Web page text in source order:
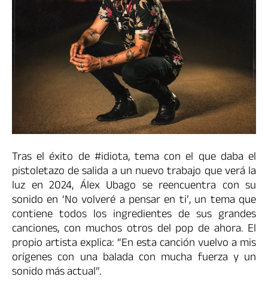
Tras el éxito de #idiota, tema con el que daba el
pistoletazo de salida a un nuevo trabajo que verá la
luz en 2024, Álex Ubago se reencuentra con su
sonido en ‘No volveré a pensar en ti’, un tema que
contiene todos los ingredientes de sus grandes
canciones, con muchos otros del pop de ahora. El
propio artista explica: “En esta canción vuelvo a mis
orígenes con una balada con mucha fuerza y un
sonido más actual”.